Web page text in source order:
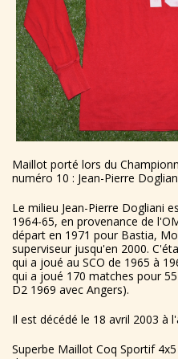
Maillot porté lors du
numéro 10 : Jean-Pierre
Le milieu Jean-Pierre Dogliani
1964-65, en provenance de
départ en 1971 pour Bastia,
superviseur jusqu'en 2000.
qui a joué au SCO de 1965 à
qui a joué 170 matches pour
D2 1969 avec Angers).
Il est décédé le 18 avril 2003 à
Superbe Maillot Coq Sportif